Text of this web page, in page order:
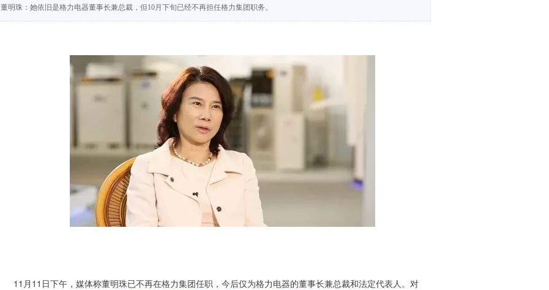
董明珠：她依旧是格力电器董事长兼总裁，但10月下旬已经不再担任格力集团职务。
11月11日下午，媒体称董明珠已不再在格力集团任职，今后仅为格力电器的董事长兼总裁和法定代表人。对